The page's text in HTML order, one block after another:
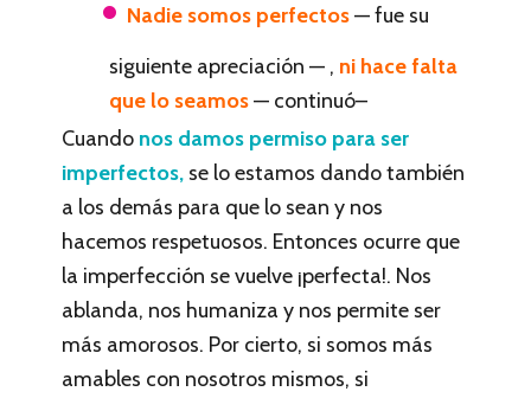
Nadie somos perfectos— fue su
siguiente apreciación — , ni hace falta
que lo seamos— continuó–
Cuando nos damos permiso para ser
imperfectos, se lo estamos dando también
a los demás para que lo sean y nos
hacemos respetuosos. Entonces ocurre que
la imperfección se vuelve ¡perfecta!. Nos
ablanda, nos humaniza y nos permite ser
más amorosos. Por cierto, si somos más
amables con nosotros mismos, si